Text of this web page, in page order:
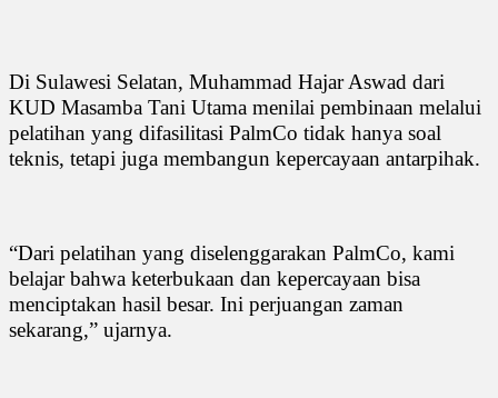
Di Sulawesi Selatan, Muhammad Hajar Aswad dari
KUD Masamba Tani Utama menilai pembinaan melalui
pelatihan yang difasilitasi PalmCo tidak hanya soal
teknis, tetapi juga membangun kepercayaan antarpihak.
“Dari pelatihan yang diselenggarakan PalmCo, kami
belajar bahwa keterbukaan dan kepercayaan bisa
menciptakan hasil besar. Ini perjuangan zaman
sekarang,” ujarnya.